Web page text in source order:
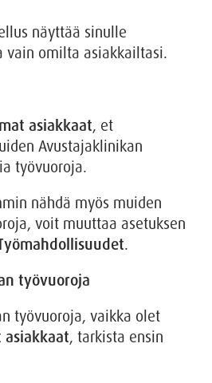
näyttää sinulle
vain omilta asiakkailtasi.
asiakkaat, et
Avustajaklinikan
työvuoroja.
nähdä myös muiden
voit muuttaa asetuksen
.
työvuoroja
työvuoroja, vaikka olet
asiakkaat, tarkista ensin